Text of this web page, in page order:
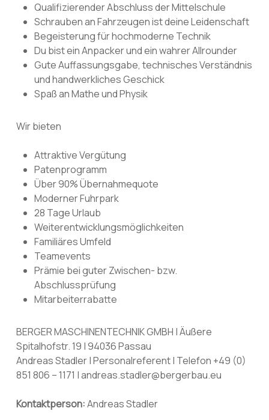
Qualifizierender Abschluss der Mittelschule
Schrauben an Fahrzeugen ist deine Leidenschaft
Begeisterung für hochmoderne Technik
Du bist ein Anpacker und ein wahrer Allrounder
Gute Auffassungsgabe, technisches Verständnis
und handwerkliches Geschick
Spaß an Mathe und Physik
Wir bieten
Attraktive Vergütung
Patenprogramm
Über 90% Übernahmequote
Moderner Fuhrpark
28 Tage Urlaub
Weiterentwicklungsmöglichkeiten
Familiäres Umfeld
Teamevents
Prämie bei guter Zwischen- bzw.
Abschlussprüfung
Mitarbeiterrabatte
BERGER MASCHINENTECHNIK GMBH | Äußere
Spitalhofstr. 19 | 94036 Passau
Andreas Stadler | Personalreferent | Telefon +49 (0)
851 806 – 1171 | andreas.stadler@bergerbau.eu
Kontaktperson:Andreas Stadler